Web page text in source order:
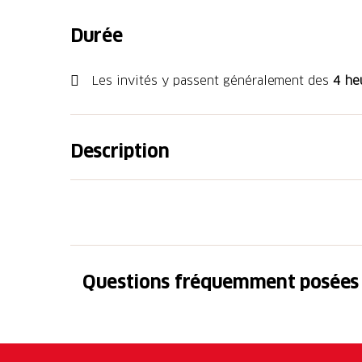
Durée
Les invités y passent généralement des4
Description
Mangez votre pizza entre 18h00 et 22h00,
Promotion valable tous les mardis
, sauf
premières.
Questions fréquemment posées